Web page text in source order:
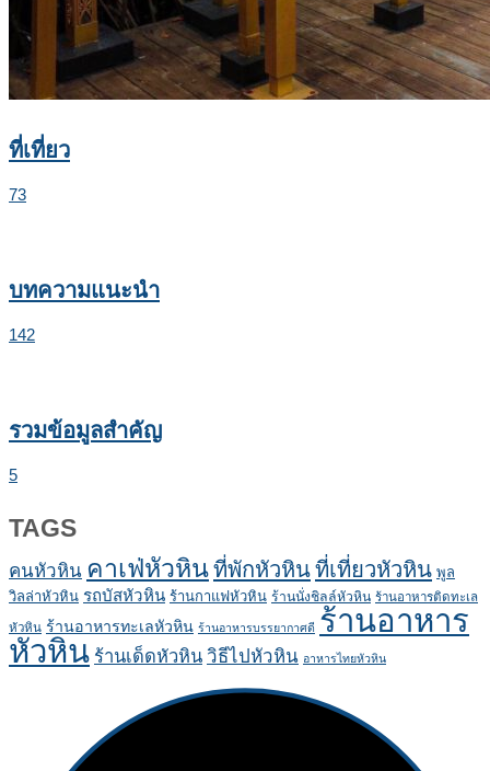
ที่เที่ยว
73
บทความแนะนำ
142
รวมข้อมูลสำคัญ
5
TAGS
คนหัวหิน คาเฟ่หัวหินที่พักหัวหินที่เที่ยวหัวหิน พูล
วิลล่าหัวหิน รถบัสหัวหิน ร้านกาแฟหัวหิน ร้านนั่งชิลล์หัวหิน ร้านอาหารติดทะเล
หัวหิน ร้านอาหารทะเลหัวหิน ร้านอาหารบรรยากาศดี ร้านอาหาร
หัวหิน ร้านเด็ดหัวหิน วิธีไปหัวหิน อาหารไทยหัวหิน